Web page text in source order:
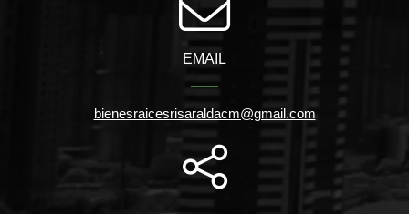
EMAIL
bienesraicesrisaraldacm@gmail.com